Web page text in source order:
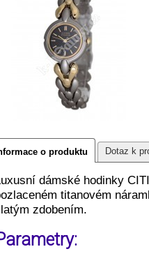
o produktu Dotaz k
dámské hodinky
titanovém
zdobením.